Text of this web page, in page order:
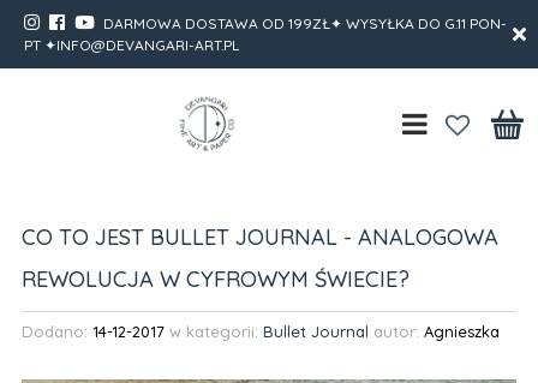
DARMOWA DOSTAWA OD 199ZŁ✦ WYSYŁKA DO G.11 PON-
PT ✦INFO@DEVANGARI-ART.PL
CO TO JEST BULLET JOURNAL - ANALOGOWA
REWOLUCJA W CYFROWYM ŚWIECIE?
Dodano: 14-12-2017w kategorii: Bullet Journal autor: Agnieszka